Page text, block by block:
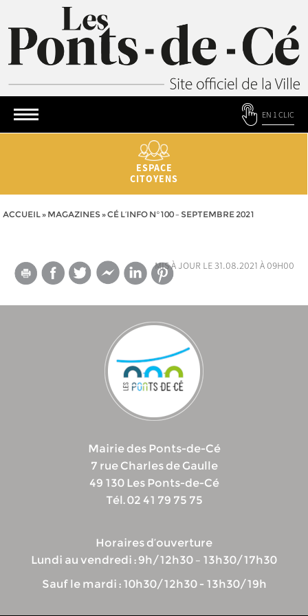
EN 1 CLIC
ESPACE
CITOYENS
ACCUEIL» MAGAZINES»CÉ L’INFO N°100 – SEPTEMBRE 2021
mis à jour le 31.08.2021 à 09h00
Mairie des Ponts-de-Cé
7 rue Charles de Gaulle
49 130 Les Ponts-de-Cé
Tél. 02 41 79 75 75
Horaires d’ouverture
Lundi au vendredi : 9h/12h30 – 13h30/17h30
Sauf le mardi : 10h30/12h30 - 13h30/19h